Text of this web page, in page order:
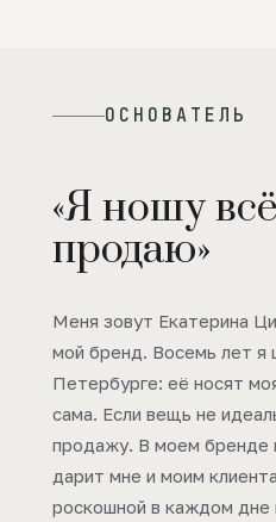
ОСНОВАТЕЛЬ
«Я ношу
продаю»
Меня зовут Екатерина
мой бренд. Восемь лет
Петербурге: её носят
сама. Если вещь не
продажу. В моем бренде
дарит мне и моим
роскошной в каждом дне